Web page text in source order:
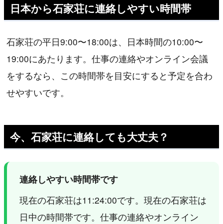
日本から石家荘に連絡しやすい時間帯
石家荘の平日9:00〜18:00は、日本時間の10:00〜
19:00にあたります。仕事の連絡やオンライン会議
をするなら、この時間帯を目安にすると予定を合わ
せやすいです。
今、石家荘に連絡しても大丈夫？
連絡しやすい時間帯です
現在の石家荘は11:24:00です。現在の石家荘は
日中の時間帯です。仕事の連絡やオンライン